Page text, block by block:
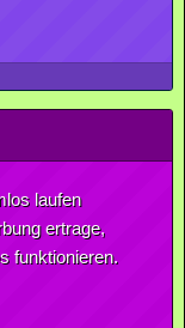
laufen
ertrage,
funktionieren.